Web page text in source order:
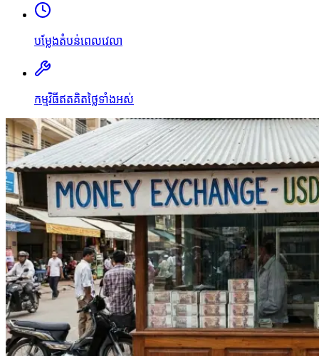
បម្លែងតំបន់ពេលវេលា
កម្មវិធីឥតគិតថ្លៃទាំងអស់